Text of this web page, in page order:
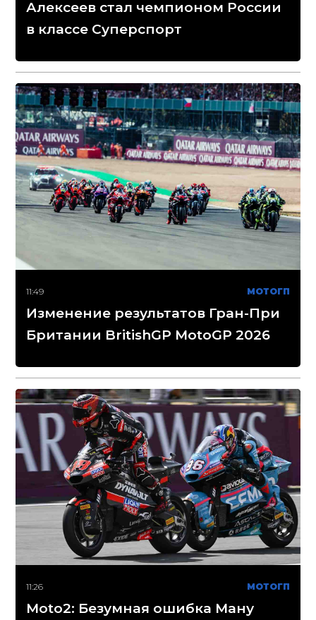
Алексеев стал чемпионом России
в классе Суперспорт
11:49 МОТОГП
Изменение результатов Гран-При
Британии BritishGP MotoGP 2026
11:26 МОТОГП
Moto2: Безумная ошибка Ману